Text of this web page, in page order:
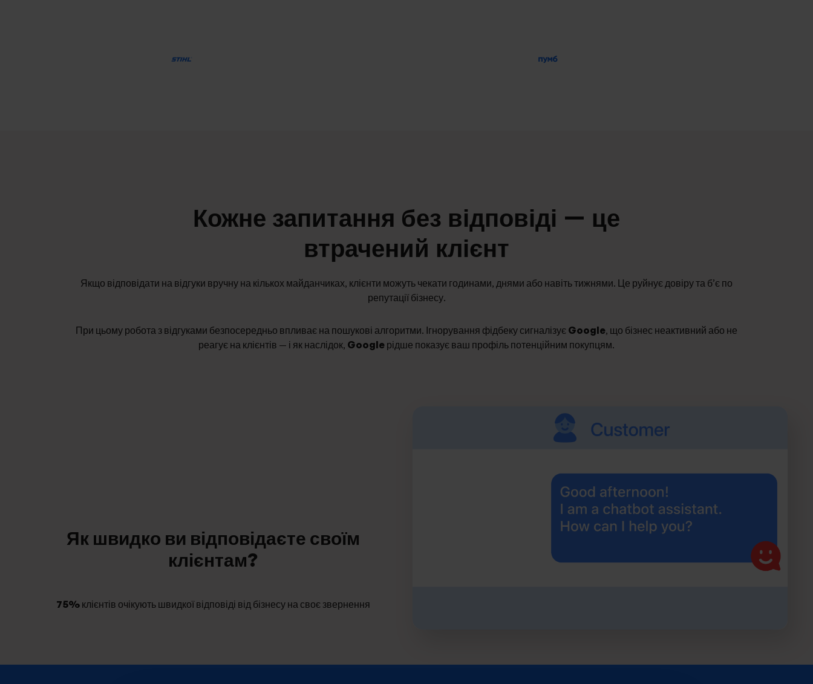
Кожне запитання без відповіді — це
втрачений клієнт
Якщо відповідати на відгуки вручну на кількох майданчиках, клієнти можуть чекати годинами, днями або навіть тижнями. Це руйнує довіру та б’є по
репутації бізнесу.
При цьому робота з відгуками безпосередньо впливає на пошукові алгоритми. Ігнорування фідбеку сигналізує Google, що бізнес неактивний або не
реагує на клієнтів — і як наслідок, Google рідше показує ваш профіль потенційним покупцям.
Як швидко ви відповідаєте своїм
клієнтам?
75%клієнтів очікують швидкої відповіді від бізнесу на своє звернення